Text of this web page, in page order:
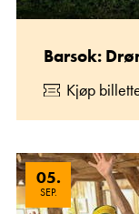
Barsok:
Kjøp
05.
SEP.